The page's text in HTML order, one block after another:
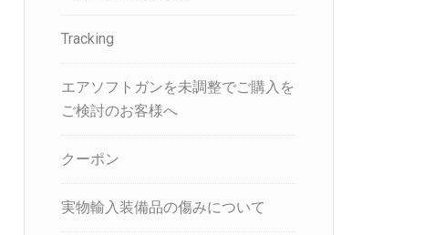
Tracking
エアソフトガンを未調整でご購入を
ご検討のお客様へ
クーポン
実物輸入装備品の傷みについて